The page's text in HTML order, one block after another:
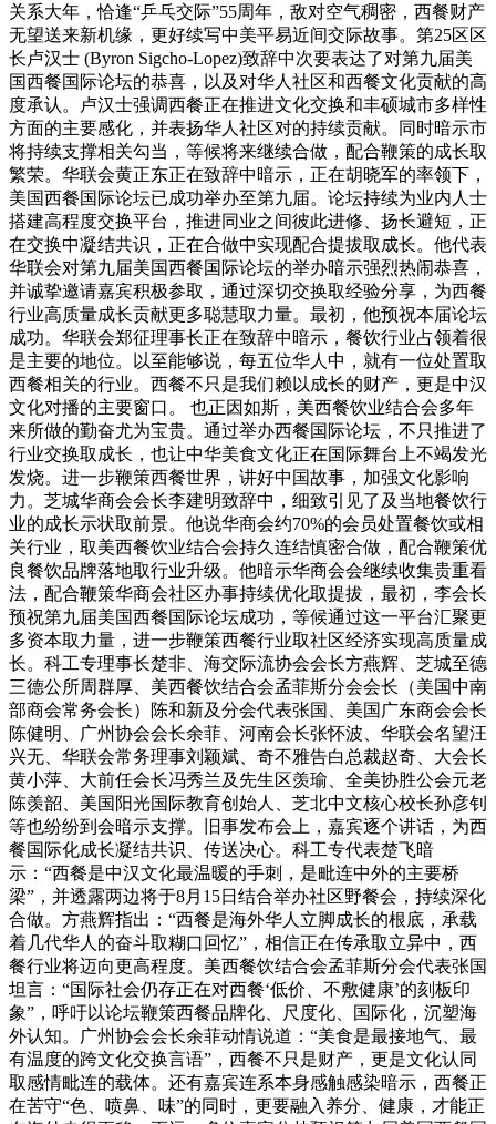
关系大年，恰逢“乒乓交际”55周年，敌对空气稠密，西餐财产
无望送来新机缘，更好续写中美平易近间交际故事。第25区区
长卢汉士 (Byron Sigcho-Lopez)致辞中次要表达了对第九届美
国西餐国际论坛的恭喜，以及对华人社区和西餐文化贡献的高
度承认。卢汉士强调西餐正在推进文化交换和丰硕城市多样性
方面的主要感化，并表扬华人社区对的持续贡献。同时暗示市
将持续支撑相关勾当，等候将来继续合做，配合鞭策的成长取
繁荣。华联会黄正东正在致辞中暗示，正在胡晓军的率领下，
美国西餐国际论坛已成功举办至第九届。论坛持续为业内人士
搭建高程度交换平台，推进同业之间彼此进修、扬长避短，正
在交换中凝结共识，正在合做中实现配合提拔取成长。他代表
华联会对第九届美国西餐国际论坛的举办暗示强烈热闹恭喜，
并诚挚邀请嘉宾积极参取，通过深切交换取经验分享，为西餐
行业高质量成长贡献更多聪慧取力量。最初，他预祝本届论坛
成功。华联会郑征理事长正在致辞中暗示，餐饮行业占领着很
是主要的地位。以至能够说，每五位华人中，就有一位处置取
西餐相关的行业。西餐不只是我们赖以成长的财产，更是中汉
文化对播的主要窗口。 也正因如斯，美西餐饮业结合会多年
来所做的勤奋尤为宝贵。通过举办西餐国际论坛，不只推进了
行业交换取成长，也让中华美食文化正在国际舞台上不竭发光
发烧。进一步鞭策西餐世界，讲好中国故事，加强文化影响
力。芝城华商会会长李建明致辞中，细致引见了及当地餐饮行
业的成长示状取前景。他说华商会约70%的会员处置餐饮或相
关行业，取美西餐饮业结合会持久连结慎密合做，配合鞭策优
良餐饮品牌落地取行业升级。他暗示华商会会继续收集贵重看
法，配合鞭策华商会社区办事持续优化取提拔，最初，李会长
预祝第九届美国西餐国际论坛成功，等候通过这一平台汇聚更
多资本取力量，进一步鞭策西餐行业取社区经济实现高质量成
长。科工专理事长楚非、海交际流协会会长方燕辉、芝城至德
三德公所周群厚、美西餐饮结合会孟菲斯分会会长（美国中南
部商会常务会长）陈和新及分会代表张国、美国广东商会会长
陈健明、广州协会会长余菲、河南会长张怀波、华联会名望汪
兴无、华联会常务理事刘颖斌、奇不雅告白总裁赵奇、大会长
黄小萍、大前任会长冯秀兰及先生区羡瑜、全美协胜公会元老
陈羡韶、美国阳光国际教育创始人、芝北中文核心校长孙彦钊
等也纷纷到会暗示支撑。旧事发布会上，嘉宾逐个讲话，为西
餐国际化成长凝结共识、传送决心。科工专代表楚飞暗
示：“西餐是中汉文化最温暖的手刺，是毗连中外的主要桥
梁”，并透露两边将于8月15日结合举办社区野餐会，持续深化
合做。方燕辉指出：“西餐是海外华人立脚成长的根底，承载
着几代华人的奋斗取糊口回忆”，相信正在传承取立异中，西
餐行业将迈向更高程度。美西餐饮结合会孟菲斯分会代表张国
坦言：“国际社会仍存正在对西餐‘低价、不敷健康’的刻板印
象”，呼吁以论坛鞭策西餐品牌化、尺度化、国际化，沉塑海
外认知。广州协会会长余菲动情说道：“美食是最接地气、最
有温度的跨文化交换言语”，西餐不只是财产，更是文化认同
取感情毗连的载体。还有嘉宾连系本身感触感染暗示，西餐正
在苦守“色、喷鼻、味”的同时，更要融入养分、健康，才能正